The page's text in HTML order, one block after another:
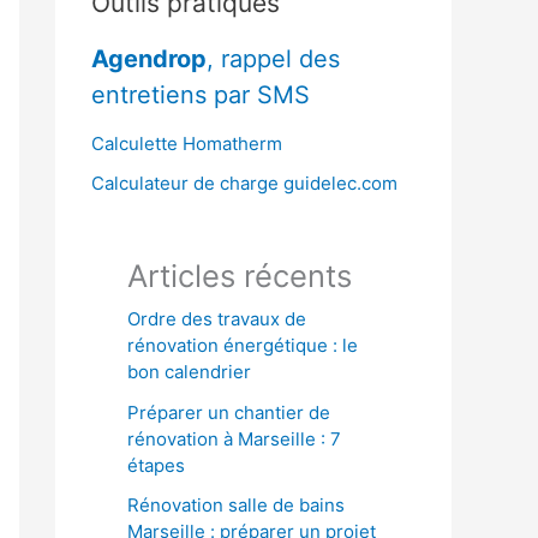
c
h
e
r
Agendrop, rappel des
entretiens par SMS
Calculette Homatherm
Calculateur de charge guidelec.com
Articles récents
Ordre des travaux de
rénovation énergétique : le
bon calendrier
Préparer un chantier de
rénovation à Marseille : 7
étapes
Rénovation salle de bains
Marseille : préparer un projet